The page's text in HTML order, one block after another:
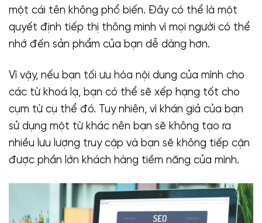
một cái tên không phổ biến. Đây có thể là một
quyết định tiếp thị thông minh vì mọi người có thể
nhớ đến sản phẩm của bạn dễ dàng hơn.
Vì vậy, nếu bạn tối ưu hóa nội dung của mình cho
các từ khoá lạ, bạn có thể sẽ xếp hạng tốt cho
cụm từ cụ thể đó. Tuy nhiên, vì khán giả của bạn
sử dụng một từ khác nên bạn sẽ không tạo ra
nhiều lưu lượng truy cập và bạn sẽ không tiếp cận
được phần lớn khách hàng tiềm năng của mình.